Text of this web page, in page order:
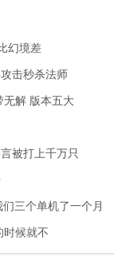
幻境差
击秒杀法师
无解 版本五大
被打上千万只
三个单机了一个月
时候就不